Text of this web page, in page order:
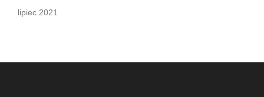
lipiec 2021